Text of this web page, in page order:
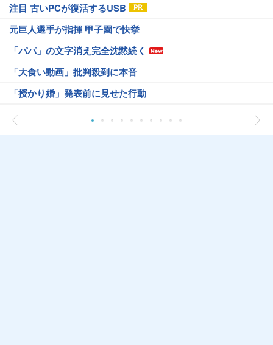
注目 古いPCが復活するUSB
元巨人選手が指揮 甲子園で快挙
「パパ」の文字消え完全沈黙続く
「大食い動画」批判殺到に本音
「授かり婚」発表前に見せた行動